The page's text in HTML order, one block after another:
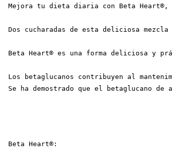
Mejora tu dieta diaria con Beta
Dos cucharadas de esta deliciosa
Beta Heart® es una forma deliciosa y
Los betaglucanos contribuyen al
Se ha demostrado que el betaglucano
Beta Heart®: